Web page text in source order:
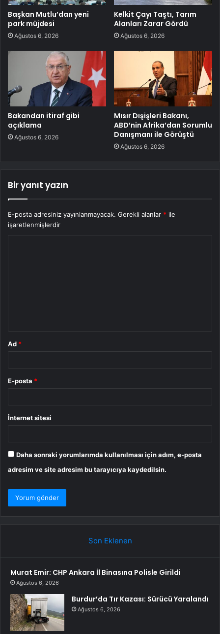
Başkan Mutlu’dan yeni
park müjdesi
Ağustos 6, 2026
Kelkit Çayı Taştı, Tarım
Alanları Zarar Gördü
Ağustos 6, 2026
Bakandan itiraf gibi
açıklama
Ağustos 6, 2026
Mısır Dışişleri Bakanı,
ABD’nin Afrika’dan Sorumlu
Danışmanı ile Görüştü
Ağustos 6, 2026
Bir yanıt yazın
E-posta adresiniz yayınlanmayacak. Gerekli alanlar * ile
işaretlenmişlerdir
Ad *
E-posta *
İnternet sitesi
Daha sonraki yorumlarımda kullanılması için adım, e-posta
adresim ve site adresim bu tarayıcıya kaydedilsin.
Son Eklenen
Murat Emir: CHP Ankara İl Binasına Polisle Girildi
Ağustos 6, 2026
Burdur’da Tır Kazası: Sürücü Yaralandı
Ağustos 6, 2026